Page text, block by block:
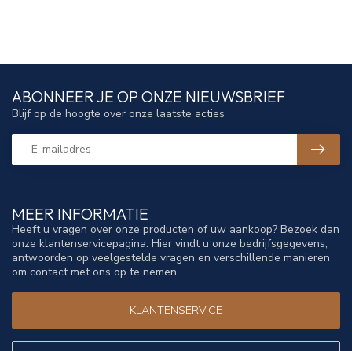
MEER INFORMATIE
Heeft u vragen over onze producten of uw aankoop? Bezoek dan
onze klantenservicepagina. Hier vindt u onze bedrijfsgegevens,
antwoorden op veelgestelde vragen en verschillende manieren
om contact met ons op te nemen.
KLANTENSERVICE
ABONNEER JE OP ONZE NIEUWSBRIEF
Blijf op de hoogte over onze laatste acties